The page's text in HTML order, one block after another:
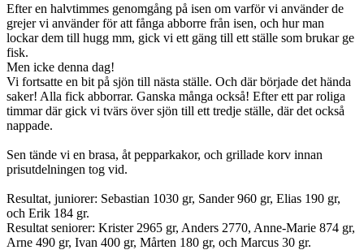
Efter en halvtimmes genomgång på isen om varför vi använder de
grejer vi använder för att fånga abborre från isen, och hur man
lockar dem till hugg mm, gick vi ett gäng till ett ställe som brukar ge
fisk.
Men icke denna dag!
Vi fortsatte en bit på sjön till nästa ställe. Och där började det hända
saker! Alla fick abborrar. Ganska många också! Efter ett par roliga
timmar där gick vi tvärs över sjön till ett tredje ställe, där det också
nappade.
Sen tände vi en brasa, åt pepparkakor, och grillade korv innan
prisutdelningen tog vid.
Resultat, juniorer: Sebastian 1030 gr, Sander 960 gr, Elias 190 gr,
och Erik 184 gr.
Resultat seniorer: Krister 2965 gr, Anders 2770, Anne-Marie 874 gr,
Arne 490 gr, Ivan 400 gr, Mårten 180 gr, och Marcus 30 gr.